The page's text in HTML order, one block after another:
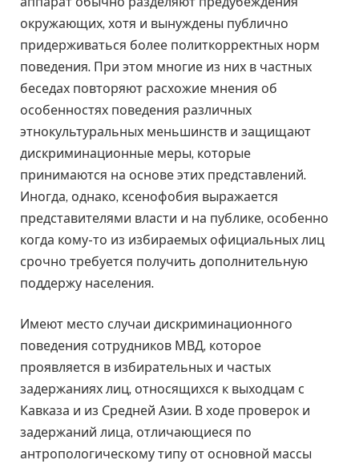
окружающих, хотя и вынуждены публично
придерживаться более политкорректных норм
поведения. При этом многие из них в частных
беседах повторяют расхожие мнения об
особенностях поведения различных
этнокультуральных меньшинств и защищают
дискриминационные меры, которые
принимаются на основе этих представлений.
Иногда, однако, ксенофобия выражается
представителями власти и на публике, особенно
когда кому-то из избираемых официальных лиц
срочно требуется получить дополнительную
поддержу населения.
Имеют место случаи дискриминационного
поведения сотрудников МВД, которое
проявляется в избирательных и частых
задержаниях лиц, относящихся к выходцам с
Кавказа и из Средней Азии. В ходе проверок и
задержаний лица, отличающиеся по
антропологическому типу от основной массы